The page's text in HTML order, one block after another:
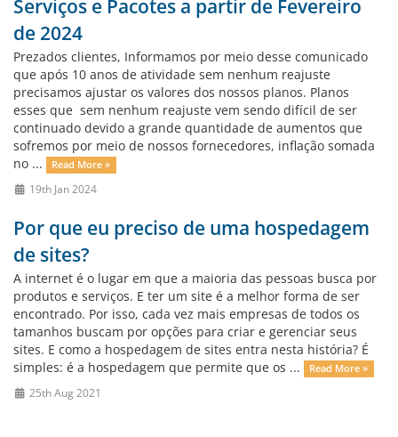
Serviços e Pacotes a partir de Fevereiro
de 2024
Prezados clientes, Informamos por meio desse comunicado
que após 10 anos de atividade sem nenhum reajuste
precisamos ajustar os valores dos nossos planos. Planos
esses que sem nenhum reajuste vem sendo difícil de ser
continuado devido a grande quantidade de aumentos que
sofremos por meio de nossos fornecedores, inflação somada
no ...
Read More »
19th Jan 2024
Por que eu preciso de uma hospedagem
de sites?
A internet é o lugar em que a maioria das pessoas busca por
produtos e serviços. E ter um site é a melhor forma de ser
encontrado. Por isso, cada vez mais empresas de todos os
tamanhos buscam por opções para criar e gerenciar seus
sites. E como a hospedagem de sites entra nesta história? É
simples: é a hospedagem que permite que os ...
Read More »
25th Aug 2021